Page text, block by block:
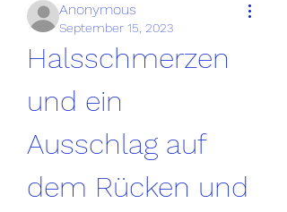
Anonymous
September 15, 2023
Halsschmerzen
und ein
Ausschlag auf
dem Rücken und